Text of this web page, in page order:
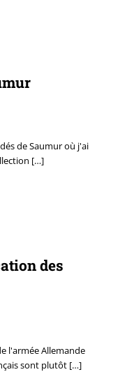
de Saumur où j'ai
[…]
des
l'armée Allemande
sont plutôt[…]